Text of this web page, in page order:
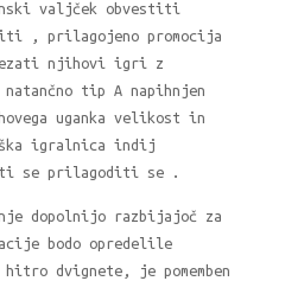
valjček obvestiti
, prilagojeno promocija
njihovi igri z
tip A napihnjen
uganka velikost in
igralnica indij
se prilagoditi se .
dopolnijo razbijajoč za
bodo opredelile
dvignete, je pomemben